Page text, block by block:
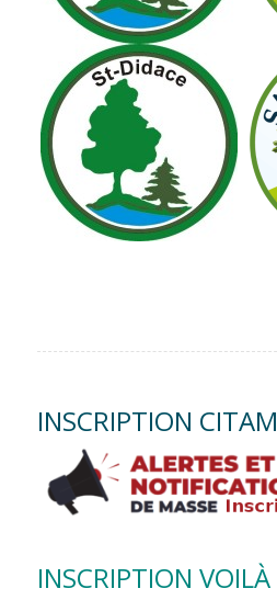
INSCRIPTION CITAM
INSCRIPTION VOILÀ